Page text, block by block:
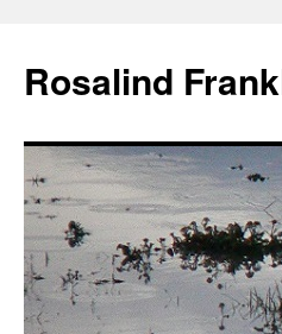
Rosalind